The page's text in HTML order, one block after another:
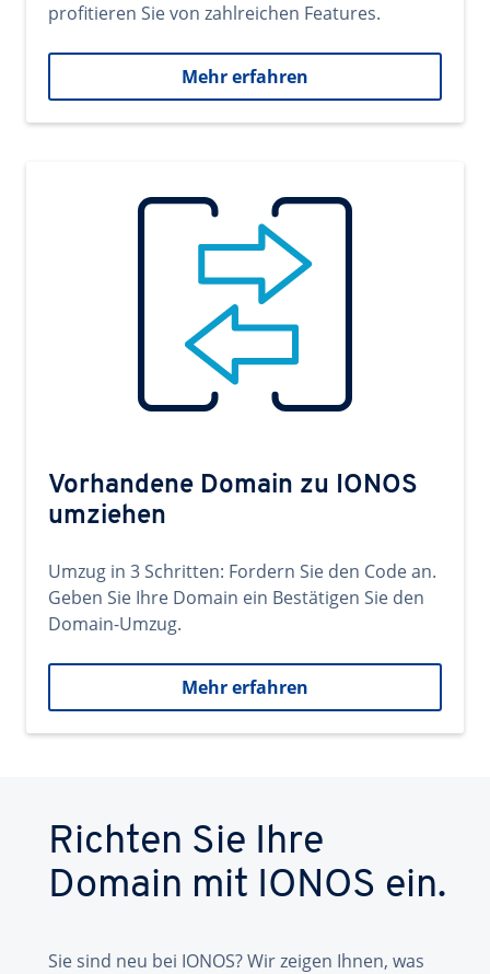
profitieren Sie von zahlreichen Features.
Mehr erfahren
Vorhandene Domain zu IONOS
umziehen
Umzug in 3 Schritten: Fordern Sie den Code an.
Geben Sie Ihre Domain ein Bestätigen Sie den
Domain-Umzug.
Mehr erfahren
Richten Sie Ihre
Domain mit IONOS ein.
Sie sind neu bei IONOS? Wir zeigen Ihnen, was